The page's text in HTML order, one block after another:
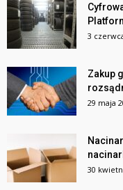
3
Zakup
29 maja
30